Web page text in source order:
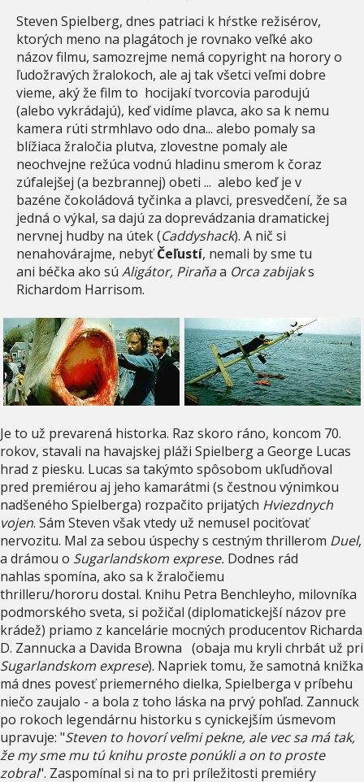
Steven Spielberg, dnes patriaci k hŕstke režisérov,
ktorých meno na plagátoch je rovnako veľké ako
názov filmu, samozrejme nemá copyright na horory o
ľudožravých žralokoch, ale aj tak všetci veľmi dobre
vieme, aký že film to hocijakí tvorcovia parodujú
(alebo vykrádajú), keď vidíme plavca, ako sa k nemu
kamera rúti strmhlavo odo dna... alebo pomaly sa
blížiaca žraločia plutva, zlovestne pomaly ale
neochvejne režúca vodnú hladinu smerom k čoraz
zúfalejšej (a bezbrannej) obeti ... alebo keď je v
bazéne čokoládová tyčinka a plavci, presvedčení, že sa
jedná o výkal, sa dajú za doprevádzania dramatickej
nervnej hudby na útek (Caddyshack). A nič si
nenahovárajme, nebyťČeľustí, nemali by sme tu
ani béčka ako sú Aligátor, Piraňaa Orca zabijaks
Richardom Harrisom.
Je to už prevarená historka. Raz skoro ráno, koncom 70.
rokov, stavali na havajskej pláži Spielberg a George Lucas
hrad z piesku. Lucas sa takýmto spôsobom ukľudňoval
pred premiérou aj jeho kamarátmi (s čestnou výnimkou
nadšeného Spielberga) rozpačito prijatých Hviezdnych
vojen. Sám Steven však vtedy už nemusel pociťovať
nervozitu. Mal za sebou úspechy s cestným thrillerom Duel,
a drámou o Sugarlandskom exprese. Dodnes rád
nahlas spomína, ako sa k žraločiemu
thrilleru/hororu dostal. Knihu Petra Benchleyho, milovníka
podmorského sveta, si požičal (diplomatickejší názov pre
krádež) priamo z kancelárie mocných producentov Richarda
D. Zannucka a Davida Browna (obaja mu kryli chrbát už pri
Sugarlandskom exprese). Napriek tomu, že samotná knižka
má dnes povesť priemerného dielka, Spielberga v príbehu
niečo zaujalo - a bola z toho láska na prvý pohľad. Zannuck
po rokoch legendárnu historku s cynickejším úsmevom
upravuje: "Steven to hovorí veľmi pekne, ale vec sa má tak,
že my sme mu tú knihu proste ponúkli a on to proste
zobral". Zaspomínal si na to pri príležitosti premiéry